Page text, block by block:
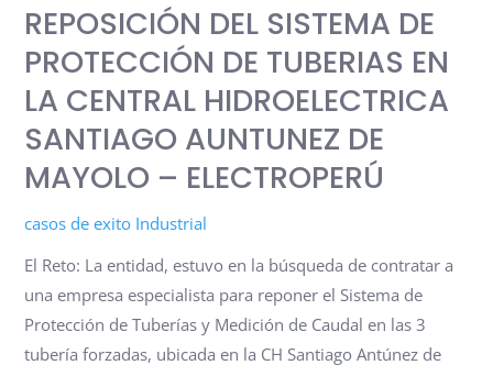
REPOSICIÓN DEL SISTEMA DE
PROTECCIÓN DE TUBERIAS EN
LA CENTRAL HIDROELECTRICA
SANTIAGO AUNTUNEZ DE
MAYOLO – ELECTROPERÚ
casos de exito Industrial
El Reto: La entidad, estuvo en la búsqueda de contratar a
una empresa especialista para reponer el Sistema de
Protección de Tuberías y Medición de Caudal en las 3
tubería forzadas, ubicada en la CH Santiago Antúnez de
TUBERIAS
EN
LA
CENTRAL
HIDROELECTRICA
SANTIAGO
DE
MAYOLO
ELECTROPERÚ